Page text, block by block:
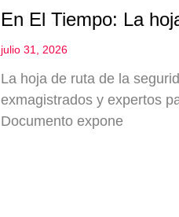
En El Tiempo: La
julio 31, 2026
La hoja de ruta de la
exmagistrados y expertos
Documento expone